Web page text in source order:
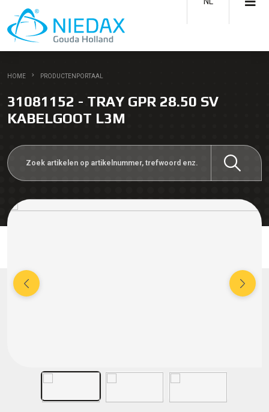
HOME PRODUCTENPORTAAL
31081152 - TRAY GPR 28.50 SV
KABELGOOT L3M